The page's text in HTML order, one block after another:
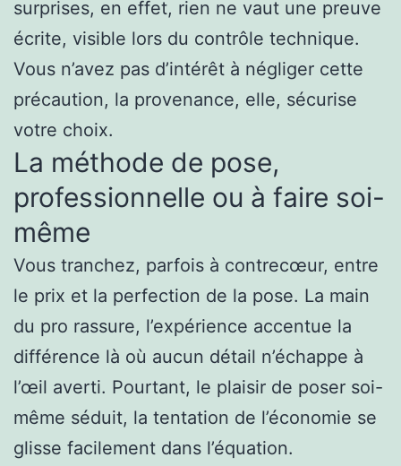
surprises, en effet, rien ne vaut une preuve
écrite, visible lors du contrôle technique.
Vous n’avez pas d’intérêt à négliger cette
précaution, la provenance, elle, sécurise
votre choix.
La méthode de pose,
professionnelle ou à faire soi-
même
Vous tranchez, parfois à contrecœur, entre
le prix et la perfection de la pose. La main
du pro rassure, l’expérience accentue la
différence là où aucun détail n’échappe à
l’œil averti. Pourtant, le plaisir de poser soi-
même séduit, la tentation de l’économie se
glisse facilement dans l’équation.